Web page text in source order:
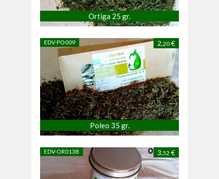
Ortiga 25 gr.
EDV-PO009 2,20 €
Poleo 35 gr.
EDV-OR013B 3,52 €